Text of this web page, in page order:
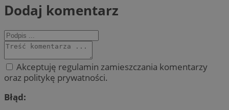
Dodaj komentarz
Akceptuję regulamin zamieszczania komentarzy
oraz politykę prywatności.
Błąd: